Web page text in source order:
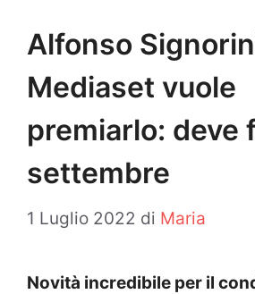
Alfonso
Mediaset vuole
premiarlo: deve
settembre
1 Luglio 2022 di Maria
Novità incredibile per il